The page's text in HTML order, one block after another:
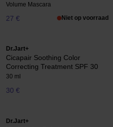
Volume Mascara
27 € Niet op voorraad
Dr.Jart+
Cicapair Soothing Color
Correcting Treatment SPF 30
30 ml
30 €
Dr.Jart+